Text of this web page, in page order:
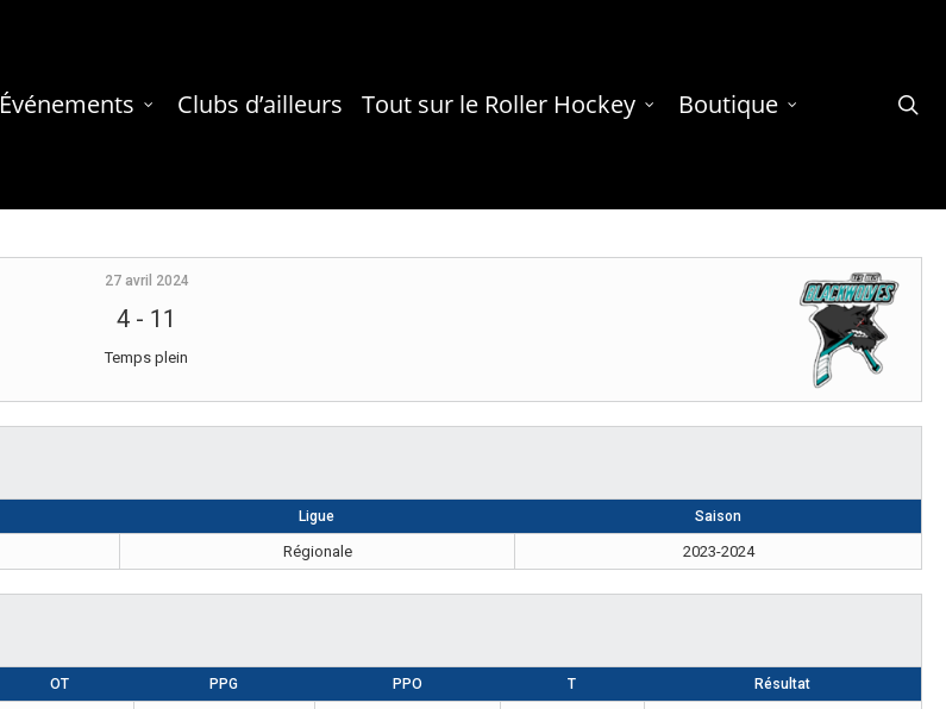
Événements Clubs d’ailleurs Tout sur le Roller Hockey Boutique
27 avril 2024
4 - 11
Temps plein
Ligue Saison
Régionale 2023-2024
OT PPG PPO T Résultat